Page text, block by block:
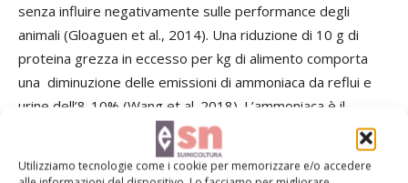
Utilizziamo tecnologie come i cookie per memorizzare e/o accedere
senza influire negativamente sulle performance degli
animali (Gloaguen et al., 2014). Una riduzione di 10 g di
proteina grezza in eccesso per kg di alimento comporta
una diminuzione delle emissioni di ammoniaca da reflui e
urine dell’8-10% (Wang et al.,2018). L’ammoniaca è il
composto volatile più rilevante (circa il 90% delle emissioni
totali italiane deriva dagli allevamenti) per i suoi effetti
ambientali, sia diretti (particolato e acidificazione) sia